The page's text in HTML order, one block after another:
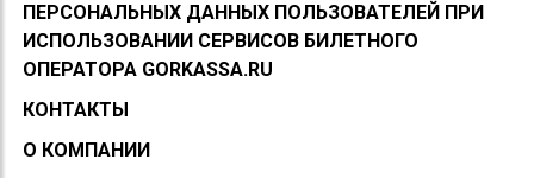
ПЕРСОНАЛЬНЫХ ДАННЫХ ПОЛЬЗОВАТЕЛЕЙ ПРИ
ИСПОЛЬЗОВАНИИ СЕРВИСОВ БИЛЕТНОГО
ОПЕРАТОРА GORKASSA.RU
КОНТАКТЫ
О КОМПАНИИ